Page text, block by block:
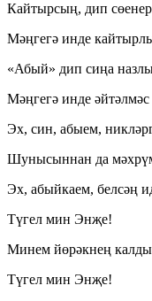
Кайтырсың, дип
Мәңгегә инде
«Абый» дип сиңа
Мәңгегә инде
Эх, син, абыем,
Шунысыннан да
Эх, абыйкаем, белсәң
Түгел мин Энҗе!
Минем йөрәкнең
Түгел мин Энҗе!